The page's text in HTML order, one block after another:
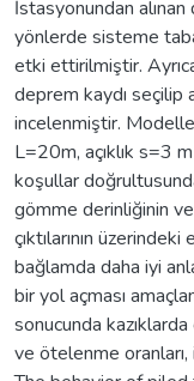
İstasyonundan
yönlerde sisteme
etki ettirilmiştir.
deprem kaydı
incelenmiştir.
L=20m, açıklık s=3
koşullar
gömme derinliğinin
çıktılarının
bağlamda daha iyi
bir yol açması
sonucunda
ve ötelenme